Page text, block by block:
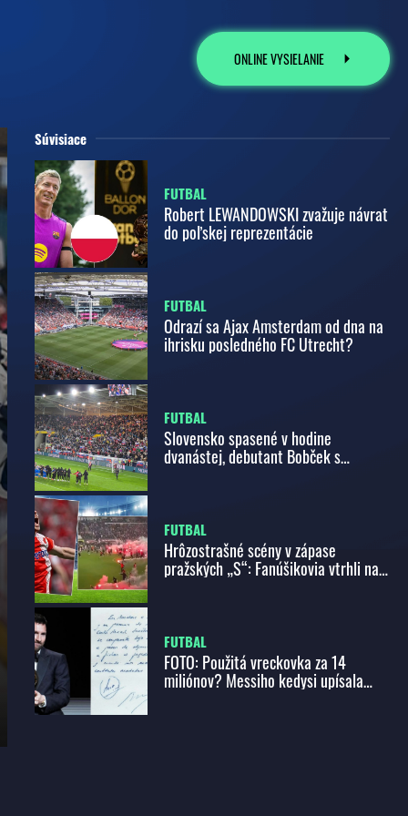
ONLINE VYSIELANIE
Súvisiace
FUTBAL
Robert LEWANDOWSKI zvažuje návrat
do poľskej reprezentácie
FUTBAL
Odrazí sa Ajax Amsterdam od dna na
ihrisku posledného FC Utrecht?
FUTBAL
Slovensko spasené v hodine
dvanástej, debutant Bobček s
FUTBAL
Hrôzostrašné scény v zápase
pražských „S“: Fanúšikovia vtrhli na
FUTBAL
FOTO: Použitá vreckovka za 14
miliónov? Messiho kedysi upísala